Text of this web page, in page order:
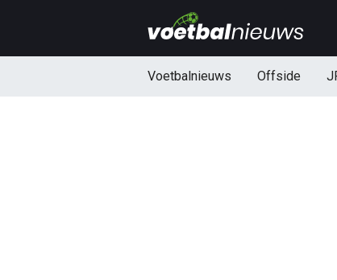
Voetbalnieuws Offside